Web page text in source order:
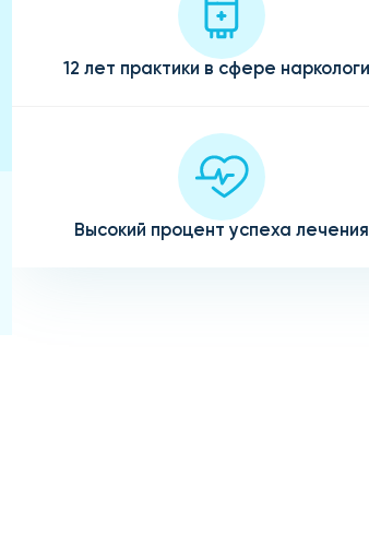
12 лет практики в сфере
Высокий процент успеха лечения